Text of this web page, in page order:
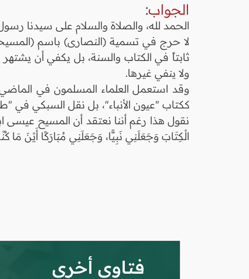
الجواب:
الحمد لله، والصلاة والسلام على سيدنا
لا حرج في تسمية (النصارى) باسم
ثابتاً في الكتاب والسنة، بل يكفي أن
ولا ينفي غيرها.
وقد استعمل العلماء المسلمون في الماضي
ككتاب "عيون الأنباء"، بل نقل السبكي في "طبقات الشافعية" (3/ 209) هذا الاسم في أبيات
نقول هذا رغم أننا نعتقد أن المسيح عيسى
الْكِتَابَ وَجَعَلَنِي نَبِيًّا، وَجَعَلَنِي مُبَارَكًا أَيْنَ مَا كُنْتُ
فتاوى أخرى